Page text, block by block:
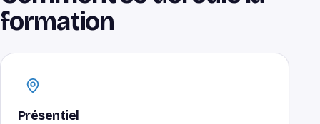
formation
Présentiel